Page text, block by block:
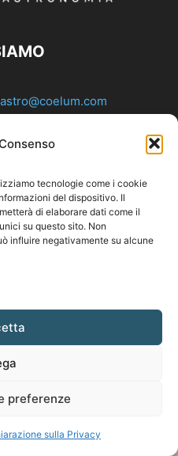
tecnologie come i cookie
del dispositivo. Il
di elaborare dati come il
su questo sito. Non
influire negativamente su alcune
preferenze
sulla Privacy